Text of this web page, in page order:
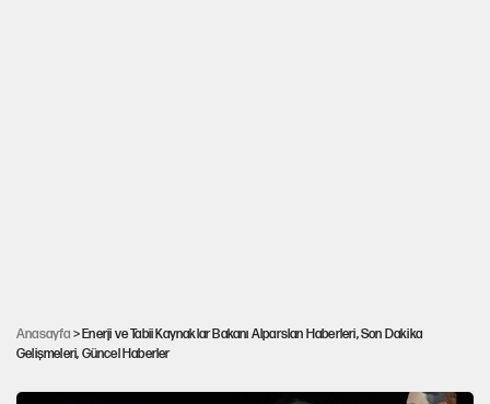
Anasayfa > Enerji ve Tabii Kaynaklar Bakanı Alparslan Haberleri, Son Dakika
Gelişmeleri, Güncel Haberler
TP, BP’nin Kerkük merkezli şirketinin yüzde 15
hissesini satın aldı